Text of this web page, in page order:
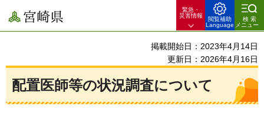
宮崎県
緊急・
災害情報
閲覧補助
Language
検索
メニュー
掲載開始日：2023年4月14日
更新日：2026年4月16日
配置医師等の状況調査について